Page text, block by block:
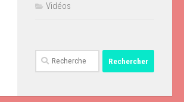
Vidéos
Rechercher :